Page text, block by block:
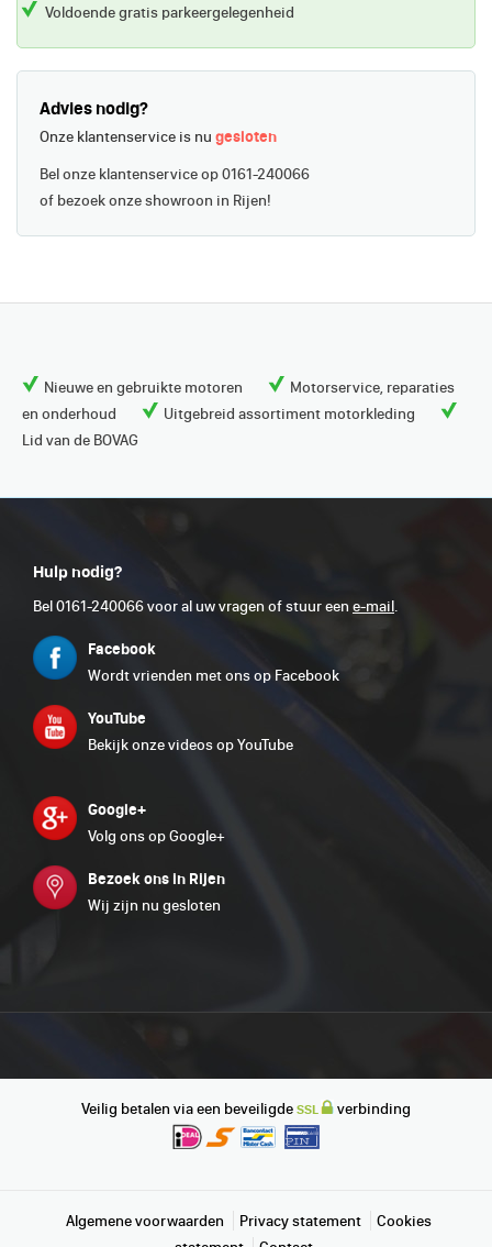
Voldoende gratis parkeergelegenheid
Advies nodig?
Onze klantenservice is nu gesloten
Bel onze klantenservice op 0161-240066
of bezoek onze showroon in Rijen!
Nieuwe en gebruikte motoren
Motorservice, reparaties
en onderhoud
Uitgebreid assortiment motorkleding
Lid van de BOVAG
Hulp nodig?
Bel 0161-240066 voor al uw vragen of stuur een e-mail
Facebook
Wordt vrienden met ons op Facebook
YouTube
Bekijk onze videos op YouTube
Google+
Volg ons op Google+
Bezoek ons in Rijen
Wij zijn nu gesloten
Veilig betalen via een beveiligde SSL verbinding
Algemene voorwaarden Privacy statement
Cookies